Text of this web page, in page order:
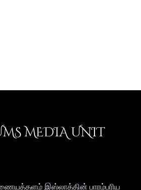
MEDIA UNIT
இஸ்லாத்தின் பாரம்பரிய